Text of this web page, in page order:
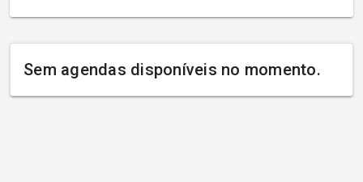
Sem agendas disponíveis no momento.